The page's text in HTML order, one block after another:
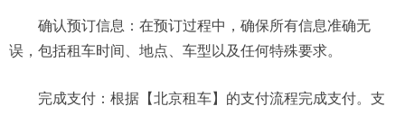
确认预订信息：在预订过程中，确保所有信息准确无
误，包括租车时间、地点、车型以及任何特殊要求。
完成支付：根据【北京租车】的支付流程完成支付。支